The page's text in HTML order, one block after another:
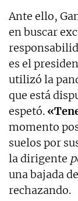
Ante ello,
en buscar
es el
utilizó la
que está
espetó.
momento
suelos por
la dirigente
una bajada
rechazando.